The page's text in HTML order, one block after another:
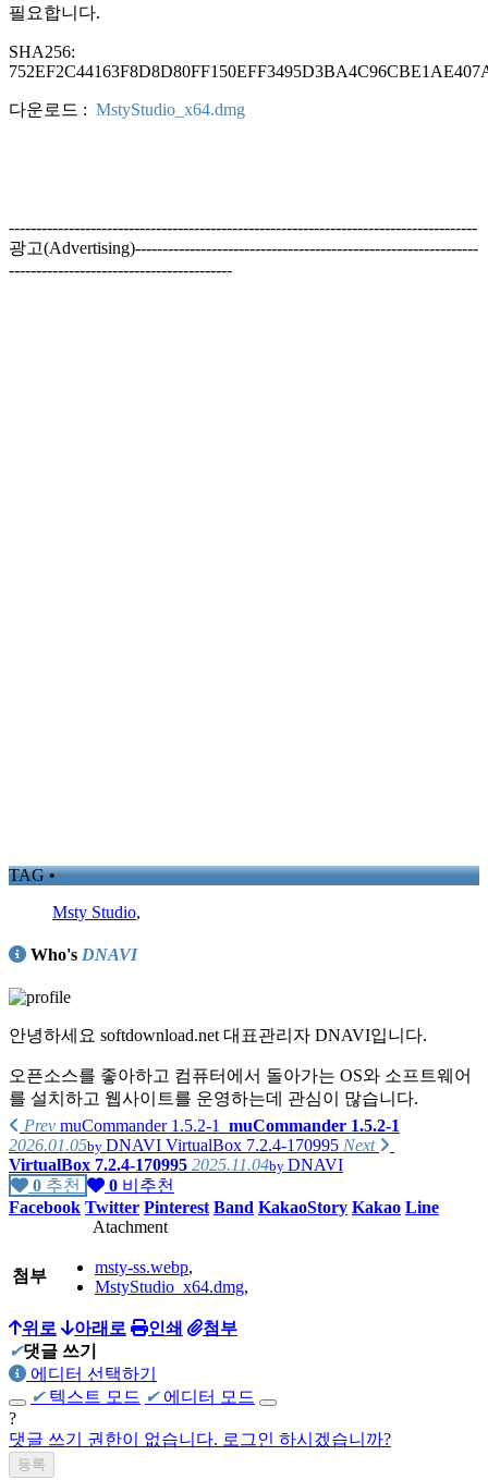
필요합니다.
SHA256:
다운로드 : MstyStudio_x64.dmg
--------------------------------------------------------------------------------------
광고(Advertising)---------------------------------------------------------------
-----------------------------------------
TAG •
Msty Studio,
Who's DNAVI
안녕하세요 softdownload.net 대표관리자 DNAVI입니다.
오픈소스를 좋아하고 컴퓨터에서 돌아가는 OS와 소프트웨어
를 설치하고 웹사이트를 운영하는데 관심이 많습니다.
가지고 있는 제품리스트
PC :
AMD Radeon R290),
S3, NVIDIA GT8600),
Apple iMac 2009 late(Intel E7600)
Apple MacMini 2018(Intel i5-8500B, A1993)
homebuilt computer(AMD Ryzen 5700x3d, Asrock B450 Steel
Legend, Intel A770)
Prev muCommander 1.5.2-1
muCommander 1.5.2-1
2026.01.05by DNAVI VirtualBox 7.2.4-170995 Next
VirtualBox 7.2.4-170995 2025.11.04by DNAVI
0 추천 0 비추천
Facebook Twitter Pinterest Band KakaoStory Kakao Line
Atachment
첨부 msty-ss.webp,
MstyStudio_x64.dmg,
위로 아래로 인쇄
첨부
✔댓글 쓰기
에디터 선택하기
✔ 텍스트 모드 ✔ 에디터 모드
?
댓글 쓰기 권한이 없습니다. 로그인 하시겠습니까?